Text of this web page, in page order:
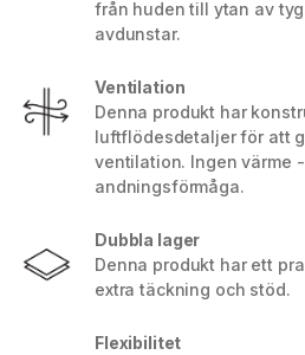
från huden till ytan av
avdunstar.
Ventilation
Denna produkt har
luftflödesdetaljer för att
ventilation. Ingen värme
andningsförmåga.
Dubbla lager
Denna produkt har ett
extra täckning och stöd.
Flexibilitet